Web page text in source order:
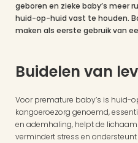
geboren en zieke baby’s meer
huid-op-huid vast te houden.
maken als eerste gebruik van
Buidelen van
Voor premature baby’s is huid-
kangoeroezorg genoemd,
en ademhaling, helpt de
vermindert stress en